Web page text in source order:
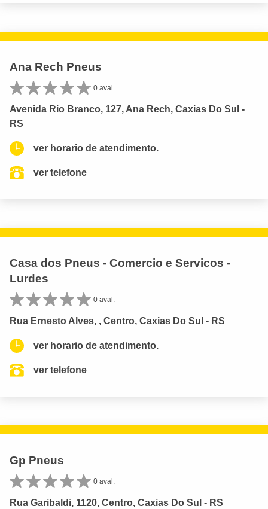
Ana Rech Pneus
0 aval.
Avenida Rio Branco, 127, Ana Rech, Caxias Do Sul -
RS
ver horario de atendimento.
ver telefone
Casa dos Pneus - Comercio e Servicos -
Lurdes
0 aval.
Rua Ernesto Alves, , Centro, Caxias Do Sul - RS
ver horario de atendimento.
ver telefone
Gp Pneus
0 aval.
Rua Garibaldi, 1120, Centro, Caxias Do Sul - RS